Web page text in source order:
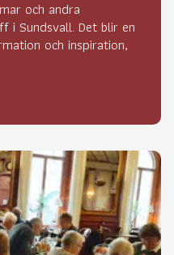
och andra
i Sundsvall. Det blir en
och inspiration,